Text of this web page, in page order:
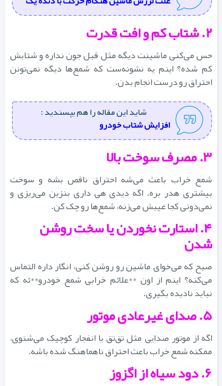
حس می‌کنی ماشینت دیگه مثل قبل جون نداره و شتابش
کم شده؟ اینم یه نشونه‌ست که شمع‌ها دیگه نمی‌تونن
احتراق رو درست انجام بدن.
شاید این مقاله را هم بپسندید :
افزایش شتاب خودرو
شمع خراب باعث می‌شه احتراق ناقص بشه و سوخت
بیشتری هدر بره. اگه دیدی هی داری بنزین می‌ریزی و
نمی‌دونی کجا غیبش می‌زنه، شمع‌ها رو چک کن.
۴. استارت نخوردن یا سخت روشن
شدن
صبح که می‌خوای ماشین رو روشن کنی، انگار داره التماس
می‌کنه؟ اینم از اون **علائم خرابی شمع خودرو**ئه که
نباید نادیده بگیری.
اگه از موتور صدایی مثل تق‌تق یا انفجار کوچیک می‌شنوی،
ممکنه شمع خراب باعث احتراق ناهماهنگ شده باشه.